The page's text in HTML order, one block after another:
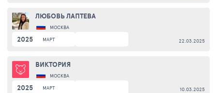
ЛЮБОВЬ ЛАПТЕВА
МОСКВА
2025 МАРТ 22.03.2025
ВИКТОРИЯ
МОСКВА
2025 МАРТ 10.03.2025